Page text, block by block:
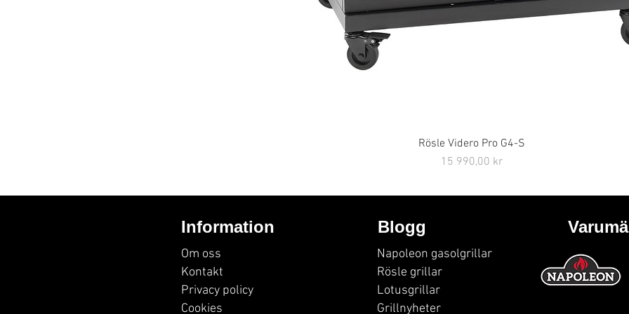
Snabbvisning
Rösle Videro Pro G4-S
Pris
15 990,00 kr
Information
Om oss
Kontakt
Privacy policy
Cookies
Blogg
Napoleon gasolgrillar
Rösle grillar
Lotusgrillar
Grillnyheter